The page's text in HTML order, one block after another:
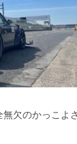
欠のかっこよさ